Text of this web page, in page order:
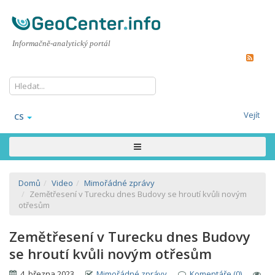
Informačně-analytický portál
CS Vejít
Domů Video
Mimořádné zprávy
Zemětřesení v Turecku dnes Budovy se hroutí kvůli novým
otřesům
Zemětřesení v Turecku dnes Budovy
se hroutí kvůli novým otřesům